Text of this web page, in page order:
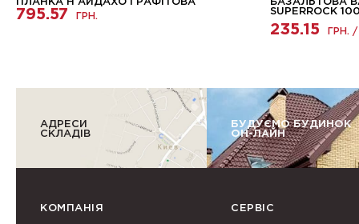
ПЛАНКА H АЙДАХО ГРАФІТОВА
795.57 ГРН.
БАЗАЛЬТОВА
SUPERROCK
235.15 ГРН. /
АДРЕСИ
СКЛАДІВ
БУДУЄМО БУДИНОК
ОН-ЛАЙН
КОМПАНІЯ СЕРВІС